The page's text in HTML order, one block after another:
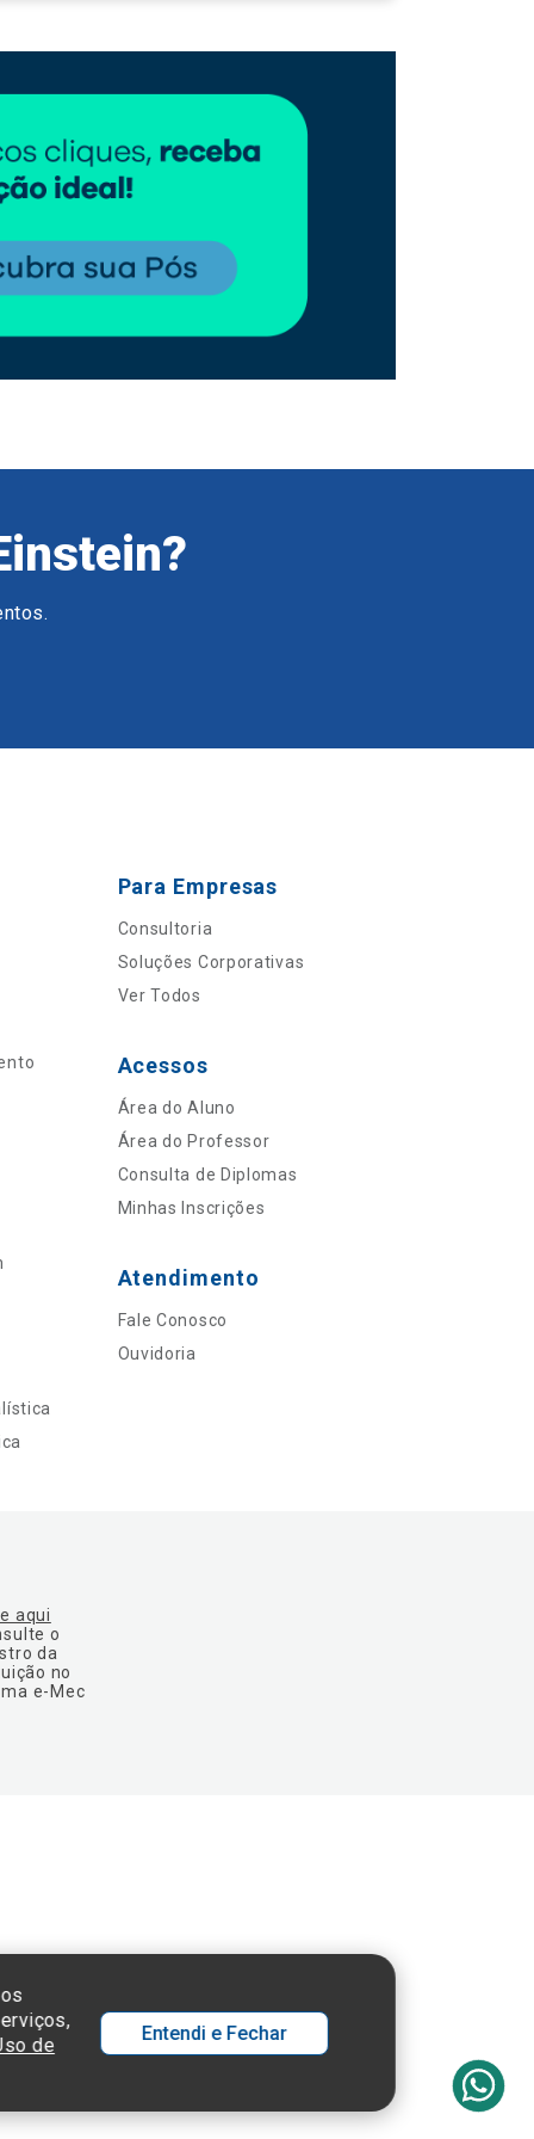
Para Empresas
Consultoria
Soluções Corporativas
Ver Todos
Acessos
Área do Aluno
Área do Professor
Consulta de Diplomas
Minhas Inscrições
Atendimento
Fale Conosco
Ouvidoria
aqui
o
da
no
e-Mec
de
Entendi e Fechar